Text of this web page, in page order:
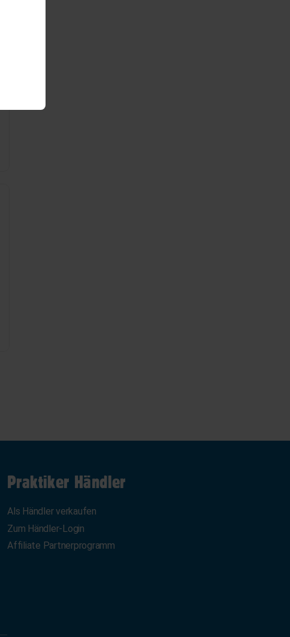
Praktiker Händler
Als Händler verkaufen
Zum Händler-Login
Affiliate Partnerprogramm